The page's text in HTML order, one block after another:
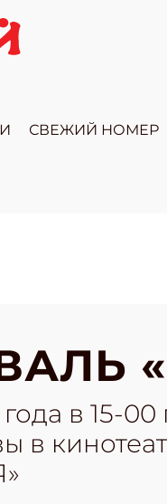
СВЕЖИЙ НОМЕР
года в 15-
в